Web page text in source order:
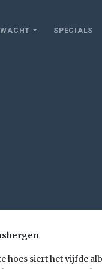
SPECIALS
hoes siert het vijfde